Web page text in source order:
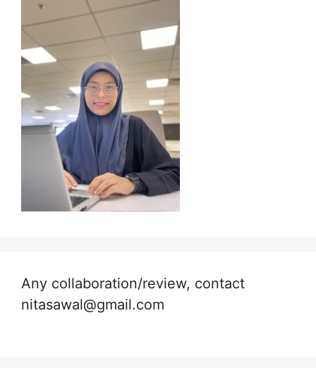
Any collaboration/review, contact
nitasawal@gmail.com